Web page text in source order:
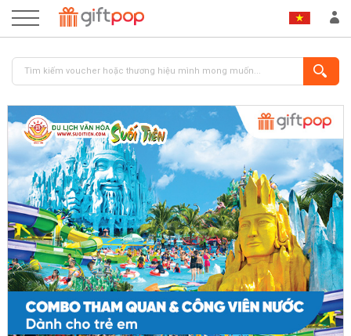
ĐĂNG NHẬP ĐĂNG KÝ